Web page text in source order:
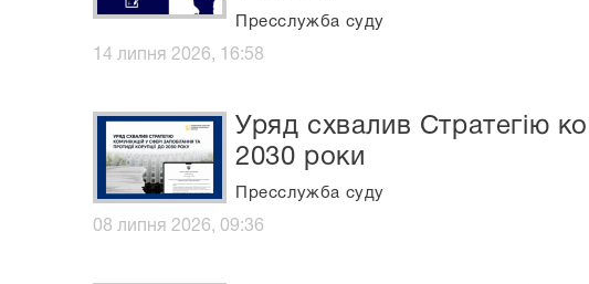
Пресслужба суду
14 липня 2026, 16:58
Уряд схвалив Стратегію
2030 роки
Пресслужба суду
08 липня 2026, 09:36